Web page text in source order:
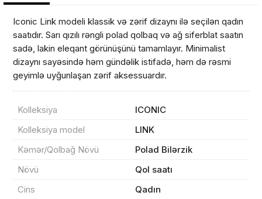
Iconic Link modeli klassik və zərif dizaynı ilə seçilən qadın
saatıdır. Sarı qızılı rəngli polad qolbaq və ağ siferblat saatın
sadə, lakin eleqant görünüşünü tamamlayır. Minimalist
dizaynı sayəsində həm gündəlik istifadə, həm də rəsmi
geyimlə uyğunlaşan zərif aksessuardır.
Kolleksiya
ICONIC
Kolleksiya model
LINK
Kəmər/Qolbağ Növü
Polad Bilərzik
Növü
Qol saatı
Cins
Qadın
Məhsul(lar) səbətə əlavə edildi